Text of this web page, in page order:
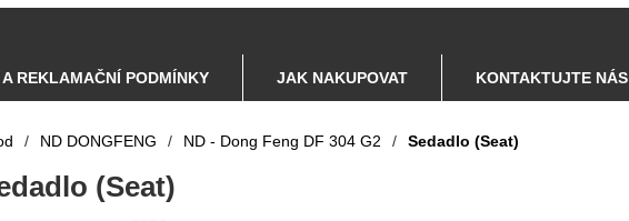
REKLAMAČNÍ PODMÍNKY JAK NAKUPOVAT KONTAKTUJTE NÁS
/ ND DONGFENG / ND - Dong Feng DF 304 G2 / Sedadlo (Seat)
(Seat)